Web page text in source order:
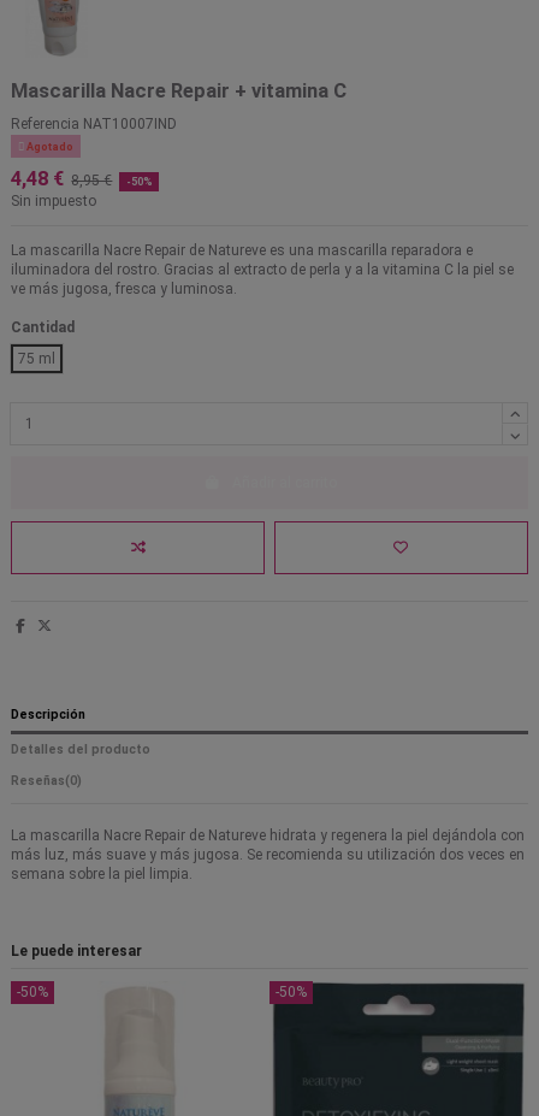
Mascarilla Nacre Repair + vitamina C
Referencia NAT10007IND
 Agotado
4,48 € 8,95 € -50%
Sin impuesto
La mascarilla Nacre Repair de Natureve es una mascarilla reparadora e
iluminadora del rostro. Gracias al extracto de perla y a la vitamina C la piel se
ve más jugosa, fresca y luminosa.
Cantidad
75 ml
Descripción
Detalles del producto
Reseñas(0)
La mascarilla Nacre Repair de Natureve hidrata y regenera la piel dejándola con
más luz, más suave y más jugosa. Se recomienda su utilización dos veces en
semana sobre la piel limpia.
Le puede interesar
-50% -50%